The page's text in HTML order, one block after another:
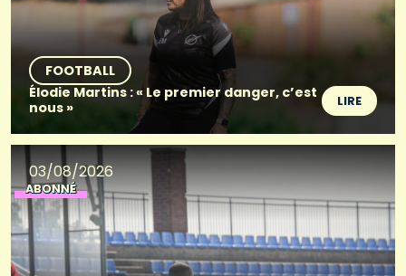
FOOTBALL
Élodie Martins : « Le premier danger, c’est
nous »
LIRE
03/08/2026
ABONNÉ